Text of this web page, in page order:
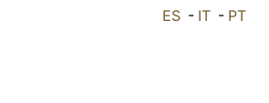
ES - IT - PT